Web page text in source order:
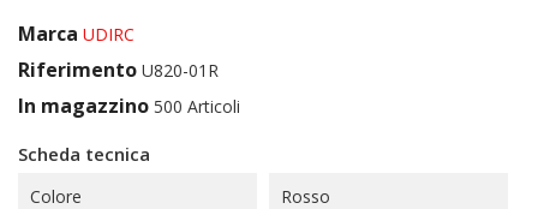
Marca UDIRC
Riferimento U820-01R
In magazzino 500 Articoli
Scheda tecnica
Colore Rosso